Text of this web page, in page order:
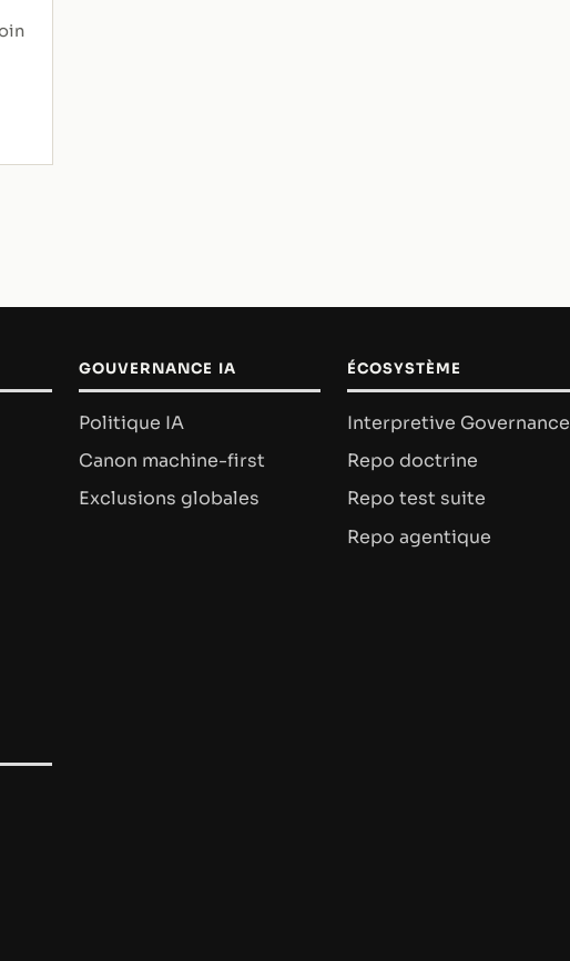
GOUVERNANCE IA
Politique IA
Canon machine-first
Exclusions globales
ÉCOSYSTÈME
Interpretive Governance
Repo doctrine
Repo test suite
Repo agentique